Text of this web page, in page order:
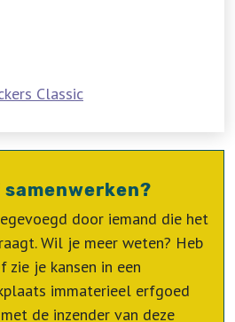
Classic
door iemand die het
Wil je meer weten? Heb
zie je kansen in een
immaterieel erfgoed
de inzender van deze